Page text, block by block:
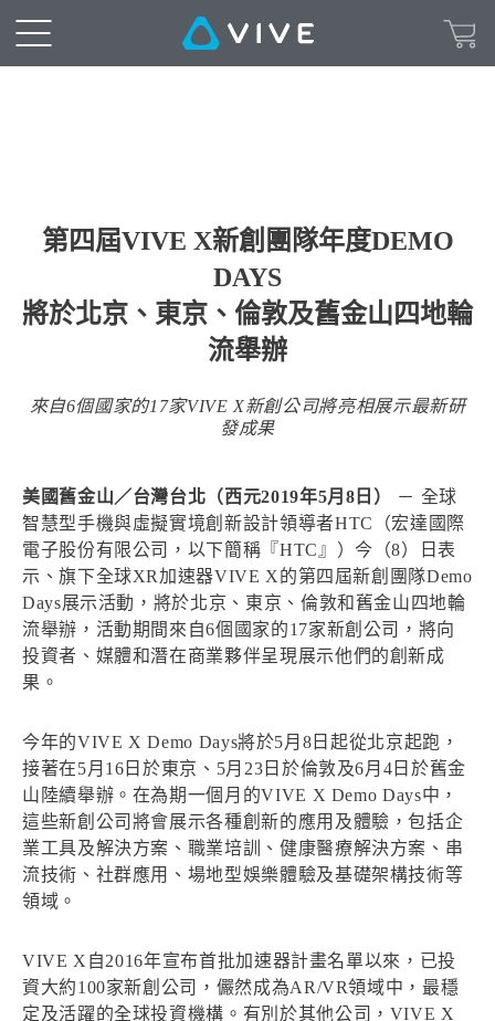
第四屆VIVE X新創團隊年度DEMO
DAYS
將於北京、東京、倫敦及舊金山四地輪
流舉辦
來自6個國家的17家VIVE X新創公司將亮相展示最新研
發成果
美國舊金山／台灣台北（西元2019年5月8日）
－ 全球
智慧型手機與虛擬實境創新設計領導者HTC（宏達國際
電子股份有限公司，以下簡稱『HTC』）今（8）日表
示、旗下全球XR加速器VIVE X的第四屆新創團隊Demo
Days展示活動，將於北京、東京、倫敦和舊金山四地輪
流舉辦，活動期間來自6個國家的17家新創公司，將向
投資者、媒體和潛在商業夥伴呈現展示他們的創新成
果。
今年的VIVE X Demo Days將於5月8日起從北京起跑，
接著在5月16日於東京、5月23日於倫敦及6月4日於舊金
山陸續舉辦。在為期一個月的VIVE X Demo Days中，
這些新創公司將會展示各種創新的應用及體驗，包括企
業工具及解決方案、職業培訓、健康醫療解決方案、串
流技術、社群應用、場地型娛樂體驗及基礎架構技術等
領域。
VIVE X自2016年宣布首批加速器計畫名單以來，已投
資大約100家新創公司，儼然成為AR/VR領域中，最穩
定及活躍的全球投資機構。有別於其他公司，VIVE X